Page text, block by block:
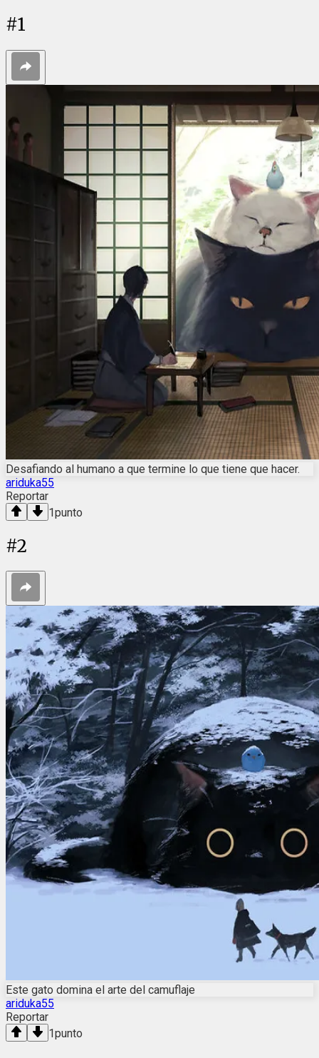
#1
Desafiando al humano a que termine lo que tiene que hacer.
ariduka55
Reportar
1punto
#2
Este gato domina el arte del camuflaje
ariduka55
Reportar
1punto